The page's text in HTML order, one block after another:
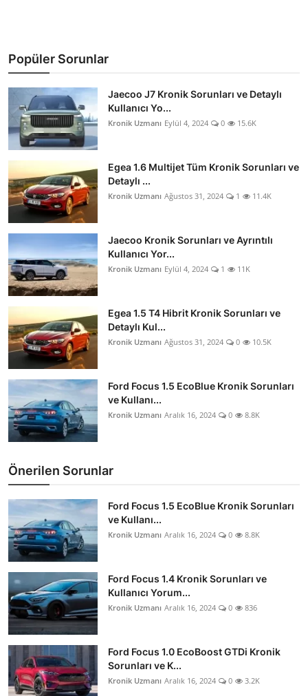
Popüler Sorunlar
Jaecoo J7 Kronik Sorunları ve Detaylı
Kullanıcı Yo...
Kronik Uzmanı Eylül 4, 2024 0 15.6K
Egea 1.6 Multijet Tüm Kronik Sorunları ve
Detaylı ...
Kronik Uzmanı Ağustos 31, 2024 1 11.4K
Jaecoo Kronik Sorunları ve Ayrıntılı
Kullanıcı Yor...
Kronik Uzmanı Eylül 4, 2024 1 11K
Egea 1.5 T4 Hibrit Kronik Sorunları ve
Detaylı Kul...
Kronik Uzmanı Ağustos 31, 2024 0 10.5K
Ford Focus 1.5 EcoBlue Kronik Sorunları
ve Kullanı...
Kronik Uzmanı Aralık 16, 2024 0 8.8K
Önerilen Sorunlar
Ford Focus 1.5 EcoBlue Kronik Sorunları
ve Kullanı...
Kronik Uzmanı Aralık 16, 2024 0 8.8K
Ford Focus 1.4 Kronik Sorunları ve
Kullanıcı Yorum...
Kronik Uzmanı Aralık 16, 2024 0 836
Ford Focus 1.0 EcoBoost GTDi Kronik
Sorunları ve K...
Kronik Uzmanı Aralık 16, 2024 0 3.2K